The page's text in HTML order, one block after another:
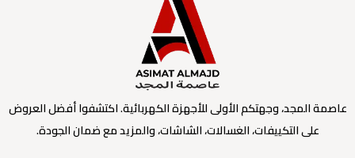
عاصمة المجد، وجهتكم الأولى للأجهزة الكهربائية. اكتشفوا أفضل العروض
على التكييفات، الغسالات، الشاشات، والمزيد مع ضمان الجودة.